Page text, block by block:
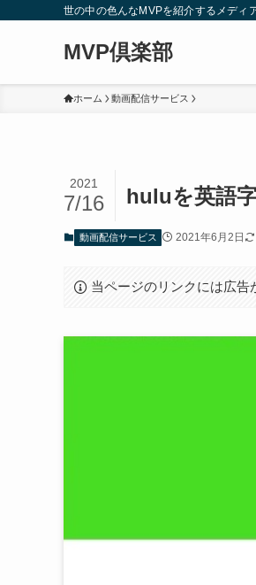
世の中の色んなMVPを紹介するメディ
MVP倶楽部
ホーム 動画配信サービス
huluを英語
2021
7/16
動画配信サービス 2021年6月2日
当ページのリンクには広告